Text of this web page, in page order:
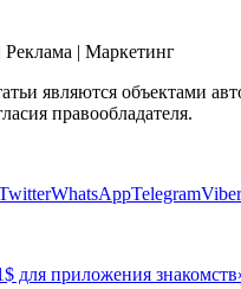
| Маркетинг
являются объектами
правообладателя.
WhatsAppTelegramViber
для приложения